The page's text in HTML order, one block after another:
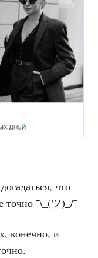
что
точно ¯\_(ツ)_/¯
конечно, и